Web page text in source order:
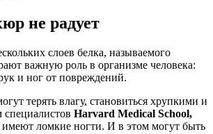
не радует
слоев белка, называемого
важную роль в организме человека:
и ног от повреждений.
терять влагу, становиться хрупкими и
Harvard Medical School,
ломкие ногти. И в этом могут быть